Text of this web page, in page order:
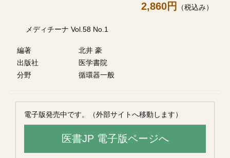
2,860円 （税込み）
メディチーナ Vol.58 No.1
編著
北井 豪
出版社
医学書院
分野
循環器一般
電子版発売中です。（外部サイトへ移動します）
医書JP 電子版ページへ